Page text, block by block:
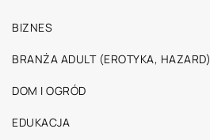
BIZNES
BRANŻA ADULT (EROTYKA, HAZARD)
DOM I OGRÓD
EDUKACJA